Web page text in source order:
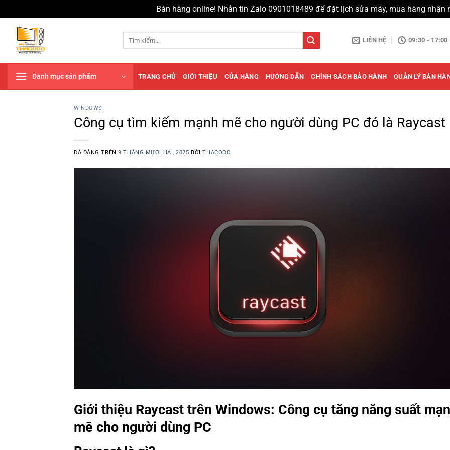
Bán hàng online! Nhắn tin Zalo 0901018489 để đặt lịch sửa máy, mua hàng
dung
Tìm
LIÊN HỆ 09:30 - 17:00
Danh mục sản phẩm TRANG CHỦ GIỚI THIỆU CỬA HÀNG HƯỚNG DẪN CHÍNH SÁCH BẢO HÀNH QUẢN LÝ BÁN
WINDOWS
Công cụ tìm kiếm mạnh mẽ cho người dùng PC đó là Raycast
ĐÃ ĐĂNG TRÊN9 THÁNG MƯỜI HAI, 2025 BỞITHACODO
Giới thiệu Raycast trên Windows: Công cụ tăng năng suất
mẽ cho người dùng PC